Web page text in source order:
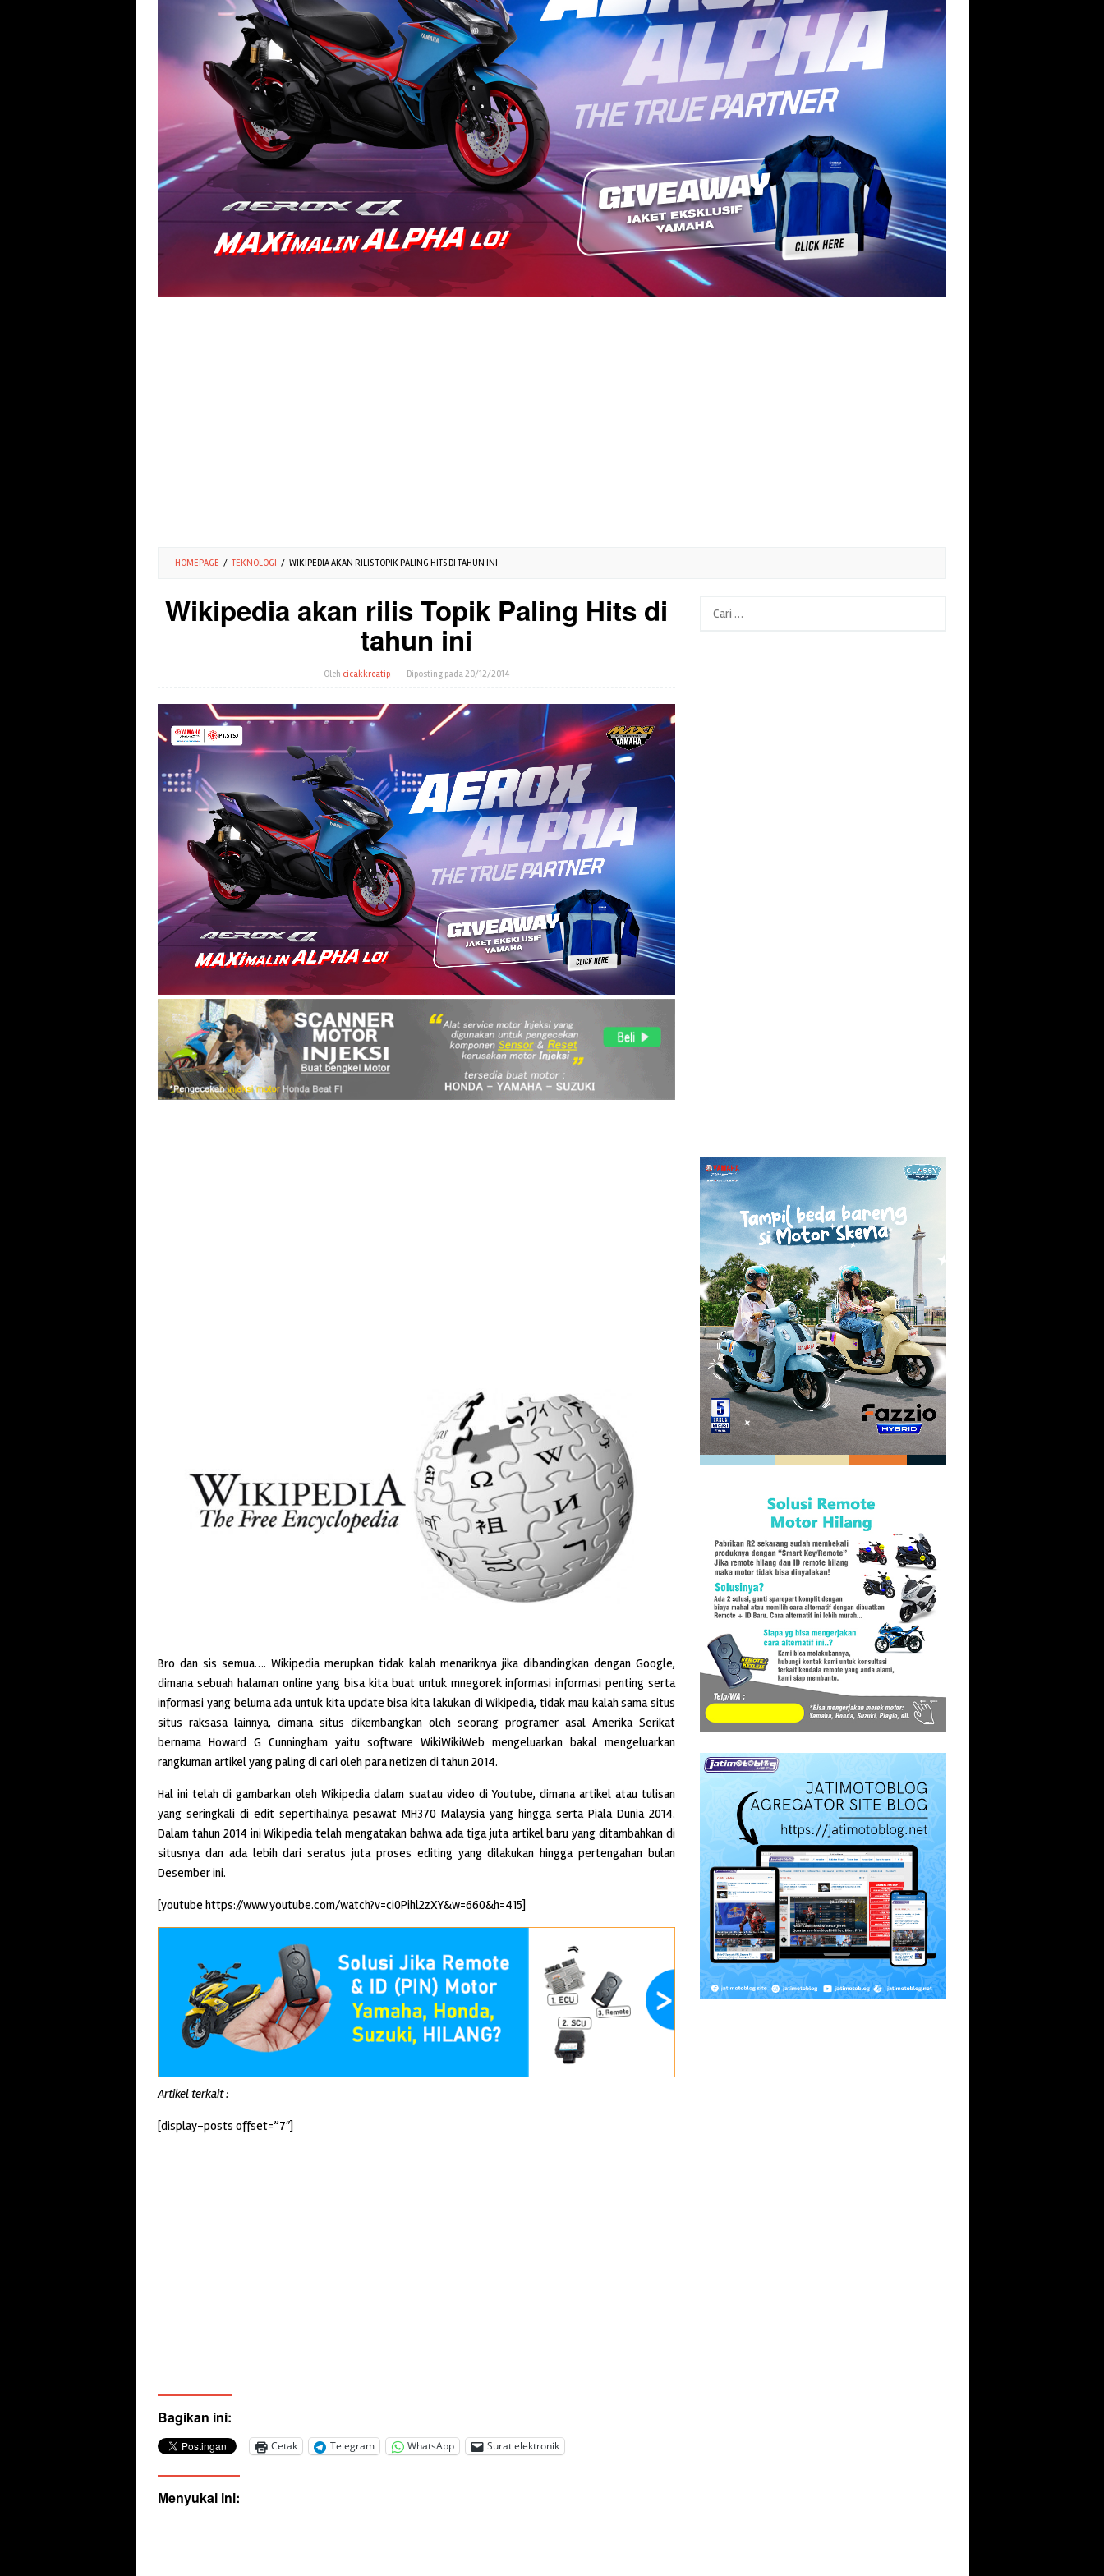
HOMEPAGE / TEKNOLOGI / WIKIPEDIA AKAN RILIS TOPIK PALING HITS DI TAHUN INI
Wikipedia akan rilis Topik Paling Hits di
tahun ini
Oleh cicakkreatip Diposting pada20/12/2014
Bro dan sis semua…. Wikipedia merupkan tidak kalah menariknya jika dibandingkan dengan Google,
dimana sebuah halaman online yang bisa kita buat untuk mnegorek informasi informasi penting serta
informasi yang beluma ada untuk kita update bisa kita lakukan di Wikipedia, tidak mau kalah sama situs
situs raksasa lainnya, dimana situs dikembangkan oleh seorang programer asal Amerika Serikat
bernama Howard G Cunningham yaitu software WikiWikiWeb mengeluarkan bakal mengeluarkan
rangkuman artikel yang paling di cari oleh para netizen di tahun 2014.
Hal ini telah di gambarkan oleh Wikipedia dalam suatau video di Youtube, dimana artikel atau tulisan
yang seringkali di edit sepertihalnya pesawat MH370 Malaysia yang hingga serta Piala Dunia 2014.
Dalam tahun 2014 ini Wikipedia telah mengatakan bahwa ada tiga juta artikel baru yang ditambahkan di
situsnya dan ada lebih dari seratus juta proses editing yang dilakukan hingga pertengahan bulan
Desember ini.
[youtube https://www.youtube.com/watch?v=ci0Pihl2zXY&w=660&h=415]
Artikel terkait :
[display-posts offset=”7″]
Bagikan ini:
Cetak Telegram WhatsApp Surat elektronik
Menyukai ini: